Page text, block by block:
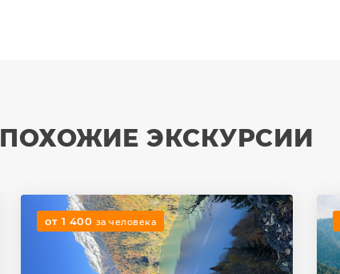
ПОХОЖИЕ ЭКСКУРСИИ
от 1 400 за человека